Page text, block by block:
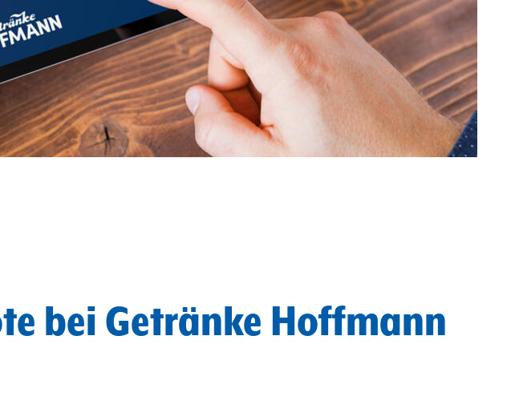
bei Getränke Hoffmann